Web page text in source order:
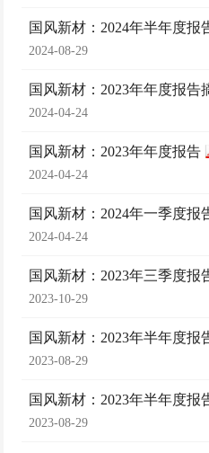
国风新材：2024年半年度报
2024-08-29
国风新材：2023年年度报告
2024-04-24
国风新材：2023年年度报告
2024-04-24
国风新材：2024年一季度报
2024-04-24
国风新材：2023年三季度报
2023-10-29
国风新材：2023年半年度报
2023-08-29
国风新材：2023年半年度报
2023-08-29